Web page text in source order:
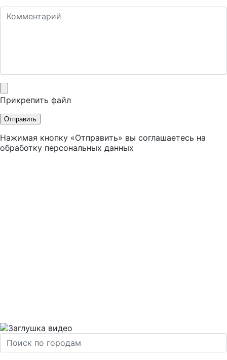
Прикрепить файл
Отправить
Нажимая кнопку «Отправить» вы соглашаетесь на
обработку персональных данных